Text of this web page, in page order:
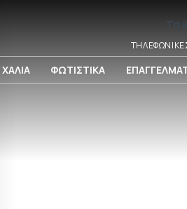
Τα
ΧΑΛΙΑ ΦΩΤΙΣΤΙΚΑ